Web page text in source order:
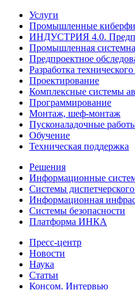
Услуги
Промышленные
ИНДУСТРИЯ 4.0.
Промышленная
Предпроектное
Разработка
Проектирование
Комплексные системы
Программирование
Монтаж, шеф-монтаж
Пусконаладочные
Обучение
Техническая поддержка
Решения
Информационные
Системы
Информационная
Системы безопасности
Платформа ИНКА
Пресс-центр
Новости
Наука
Статьи
Консом. Интервью